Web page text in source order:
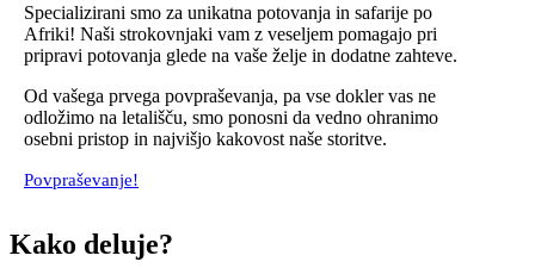
Specializirani smo za unikatna potovanja in safarije po
Afriki! Naši strokovnjaki vam z veseljem pomagajo pri
pripravi potovanja glede na vaše želje in dodatne zahteve.
Od vašega prvega povpraševanja, pa vse dokler vas ne
odložimo na letališču, smo ponosni da vedno ohranimo
osebni pristop in najvišjo kakovost naše storitve.
Povpraševanje!
Kako deluje?